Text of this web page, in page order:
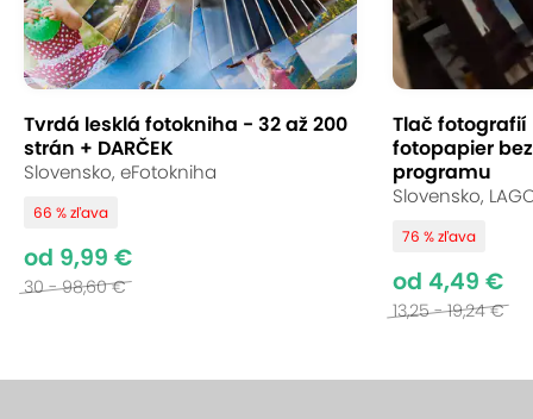
Tvrdá lesklá fotokniha - 32 až 200
strán + DARČEK
Slovensko, eFotokniha
66 % zľava
od 9,99 €
30 - 98,60 €
Tlač
fotopapier
programu
Slovensko,
76 % zľava
od 4,49 €
13,25 - 19,24 €